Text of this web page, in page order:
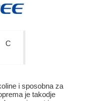
C
i sposobna za
je takodje